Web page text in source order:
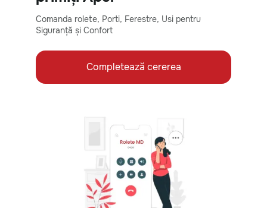
Comanda rolete, Porti, Ferestre, Usi pentru
Siguranță și Confort
Completează cererea